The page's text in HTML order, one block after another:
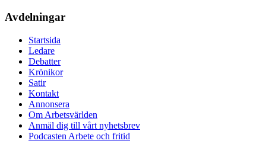
Avdelningar
Startsida
Ledare
Debatter
Krönikor
Satir
Kontakt
Annonsera
Om Arbetsvärlden
Anmäl dig till vårt nyhetsbrev
Podcasten Arbete och fritid